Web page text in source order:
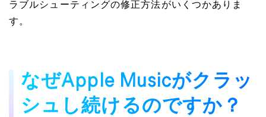
ラブルシューティングの修正方法がいくつかありま
す。
なぜApple Musicがクラッ
シュし続けるのですか？